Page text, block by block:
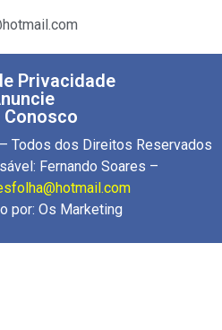
Privacidade
Conosco
Todos dos Direitos Reservados
Fernando Soares –
por: Os Marketing